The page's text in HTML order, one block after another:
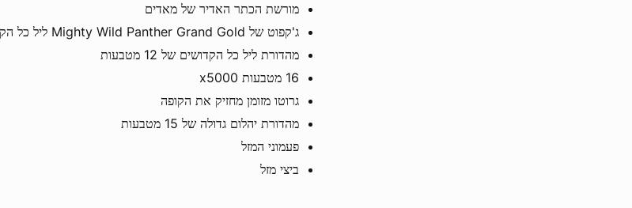
מורשת הכתר האדיר של מאדים
ג'קפוט של Mighty Wild Panther Grand Gold ליל כל הקדושים
מהדורת ליל כל הקדושים של 12 מטבעות
16 מטבעות x5000
גרוטו מזומן מחזיק את הקופה
מהדורת יהלום גדולה של 15 מטבעות
פעמוני המזל
ביצי מזל